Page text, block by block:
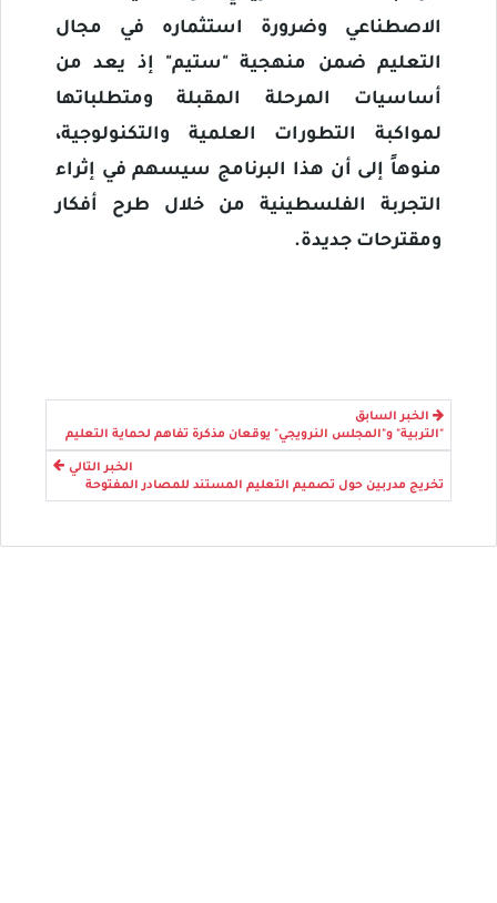
الاصطناعي وضرورة استثماره في مجال
التعليم ضمن منهجية "ستيم" إذ يعد من
أساسيات المرحلة المقبلة ومتطلباتها
لمواكبة التطورات العلمية والتكنولوجية،
منوهاً إلى أن هذا البرنامج سيسهم في إثراء
التجربة الفلسطينية من خلال طرح أفكار
ومقترحات جديدة.
الخبر السابق
"التربية" و"المجلس النرويجي" يوقعان مذكرة تفاهم لحماية التعليم
الخبر التالي
تخريج مدربين حول تصميم التعليم المستند للمصادر المفتوحة